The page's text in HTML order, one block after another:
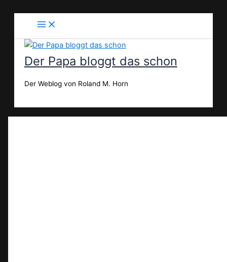
Der Papa bloggt das schon
Der Weblog von Roland M. Horn